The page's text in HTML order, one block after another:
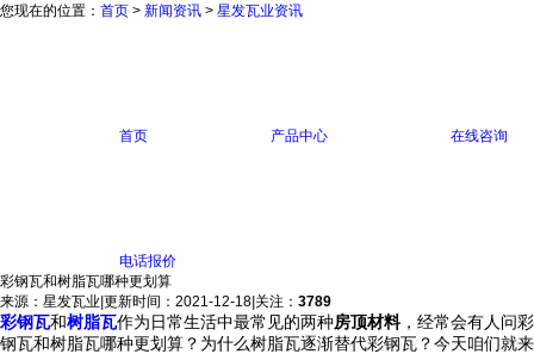
您现在的位置： 首页 > 新闻资讯 > 星发瓦业资讯
首页 产品中心 在线咨询
电话报价
彩钢瓦和树脂瓦哪种更划算
来源：星发瓦业 更新时间：2021-12-18 关注： 3789
彩钢瓦和树脂瓦作为日常生活中最常见的两种房顶材料，经常会有人问彩
钢瓦和树脂瓦哪种更划算？为什么树脂瓦逐渐替代彩钢瓦？今天咱们就来